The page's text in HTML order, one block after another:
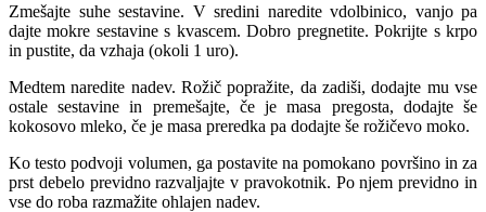
Zmešajte suhe sestavine. V sredini naredite vdolbinico, vanjo pa
dajte mokre sestavine s kvascem. Dobro pregnetite. Pokrijte s krpo
in pustite, da vzhaja (okoli 1 uro).
Medtem naredite nadev. Rožič popražite, da zadiši, dodajte mu vse
ostale sestavine in premešajte, če je masa pregosta, dodajte še
kokosovo mleko, če je masa preredka pa dodajte še rožičevo moko.
Ko testo podvoji volumen, ga postavite na pomokano površino in za
prst debelo previdno razvaljajte v pravokotnik. Po njem previdno in
vse do roba razmažite ohlajen nadev.